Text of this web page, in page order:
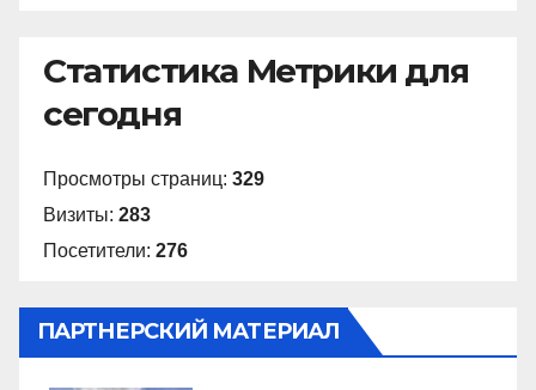
Статистика Метрики для
сегодня
Просмотры страниц: 329
Визиты: 283
Посетители: 276
ПАРТНЕРСКИЙ МАТЕРИАЛ